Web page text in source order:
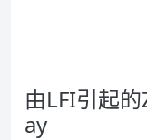
由LFI引起
ay